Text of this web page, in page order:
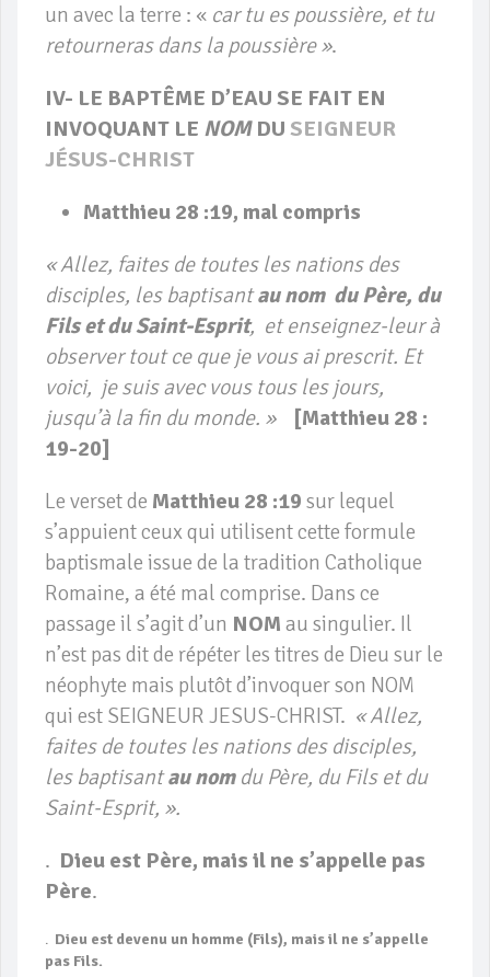
un avec la terre : « car tu es poussière, et tu
retourneras dans la poussière ».
IV- LE BAPTÊME D’EAU SE FAIT EN
INVOQUANT LE NOMDU SEIGNEUR
JÉSUS-CHRIST
Matthieu 28 :19, mal compris
« Allez, faites de toutes les nations des
disciples, les baptisantau nom du Père, du
Fils et du Saint-Esprit, et enseignez-leur à
observer tout ce que je vous ai prescrit. Et
voici, je suis avec vous tous les jours,
jusqu’à la fin du monde. »
[Matthieu 28 :
19-20]
Le verset de Matthieu 28 :19 sur lequel
s’appuient ceux qui utilisent cette formule
baptismale issue de la tradition Catholique
Romaine, a été mal comprise. Dans ce
passage il s’agit d’un NOM au singulier. Il
n’est pas dit de répéter les titres de Dieu sur le
néophyte mais plutôt d’invoquer son NOM
qui est SEIGNEUR JESUS-CHRIST. « Allez,
faites de toutes les nations des disciples,
les baptisantau nomdu Père, du Fils et du
Saint-Esprit, ».
. Dieu est Père, mais il ne s’appelle pas
Père.
. Dieu est devenu un homme (Fils), mais il ne s’appelle
pas Fils.